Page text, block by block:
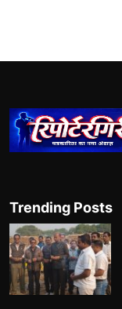
Trending Posts